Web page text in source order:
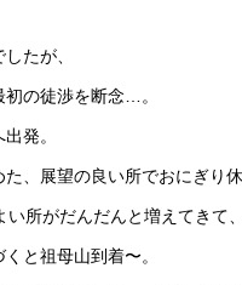
たが、
の徒渉を断念…。
発。
、展望の良い所でおにぎり
所がだんだんと増えてきて
と祖母山到着〜。